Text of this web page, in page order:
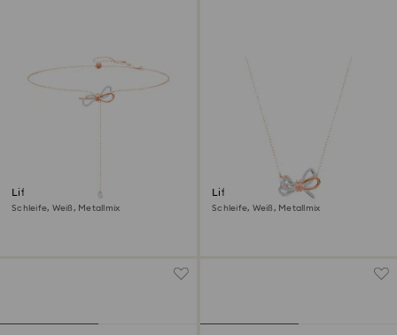
Lifelong Bow Halskette
Schleife, Weiß, Metallmix
Lifelong Bow Anhänger
Schleife, Weiß, Metallmix